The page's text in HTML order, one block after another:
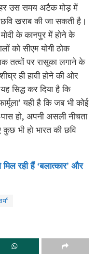
उस समय अटैक मोड़ में
खराब की जा सकती है।
के कानपुर में होने के
को सीएम योगी ठोक
तत्वों पर रासूका लगाने के
ही हावी होने की ओर
सिद्ध कर दिया है कि
यही है कि जब भी कोई
हो, अपनी असली नीचता
भी हो भारत की छवि
मिल रही हैं ‘बलात्कार’ और